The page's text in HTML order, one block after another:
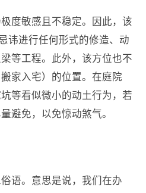
度敏感且不稳定。因此，该
讳进行任何形式的修造、动
等工程。此外，该方位也不
家入宅）的位置。在庭院
等看似微小的动土行为，若
避免，以免惊动煞气。
语。意思是说，我们在办